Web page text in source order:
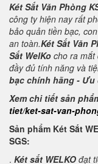
Két Sắt Văn Phòng
công ty hiện nay rất
bảo quản tiền bạc,
an toàn.Két Sắt Văn
Sắt WelKo cho ra mắt
đầy đủ tính năng và
bạc chính hãng - Ưu
Xem chi tiết sản
tiet/ket-sat-van-
Sản phẩm Két Sắt
SGS:
. Két sắt WELKO đạt